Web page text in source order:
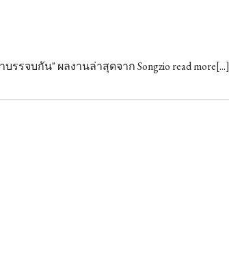
รรจบกัน" ผลงานล่าสุดจาก Songzio read more[...]